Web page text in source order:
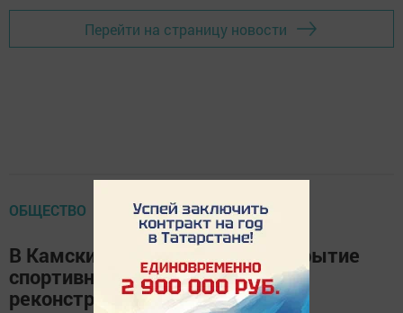
Перейти на страницу новости
ОБЩЕСТВО
В Камских Полянах прошло открытие
спортивной школы №5 после
реконструкции